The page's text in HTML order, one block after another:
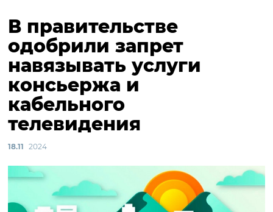
В правительстве
одобрили запрет
навязывать услуги
консьержа и
кабельного
телевидения
18.11 2024